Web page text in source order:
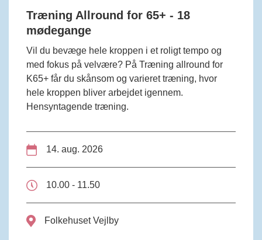
Træning Allround for 65+ - 18
mødegange
Vil du bevæge hele kroppen i et roligt tempo og
med fokus på velvære? På Træning allround for
K65+ får du skånsom og varieret træning, hvor
hele kroppen bliver arbejdet igennem.
Hensyntagende træning.
14. aug. 2026
10.00 - 11.50
Folkehuset Vejlby